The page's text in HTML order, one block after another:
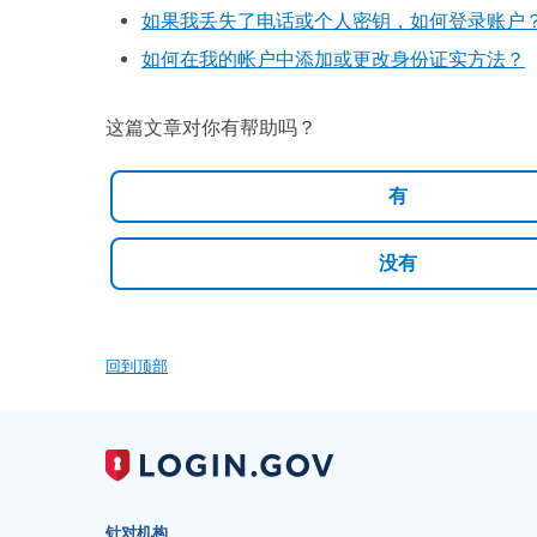
如果我丢失了电话或个人密钥，如何登录账户
如何在我的帐户中添加或更改身份证实方法？
这篇文章对你有帮助吗？
回到顶部
针对机构